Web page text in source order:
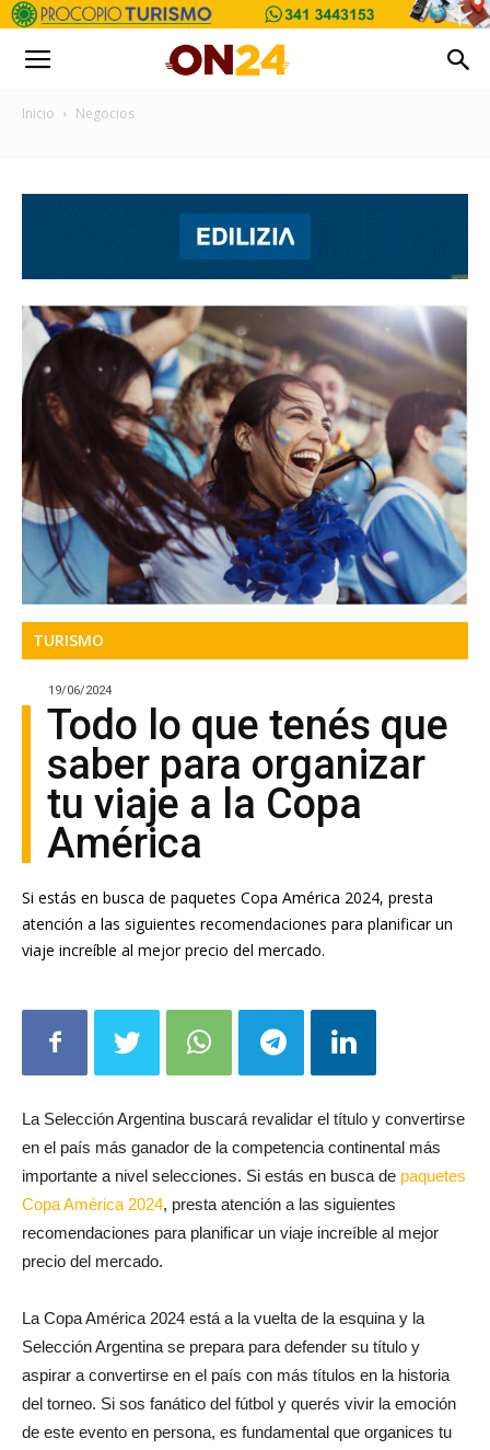
Inicio Negocios
TURISMO
19/06/2024
Todo lo que tenés que
saber para organizar
tu viaje a la Copa
América
Si estás en busca de paquetes Copa América 2024, presta
atención a las siguientes recomendaciones para planificar un
viaje increíble al mejor precio del mercado.
La Selección Argentina buscará revalidar el título y convertirse
en el país más ganador de la competencia continental más
importante a nivel selecciones. Si estás en busca de paquetes
Copa América 2024, presta atención a las siguientes
recomendaciones para planificar un viaje increíble al mejor
precio del mercado.
La Copa América 2024 está a la vuelta de la esquina y la
Selección Argentina se prepara para defender su título y
aspirar a convertirse en el país con más títulos en la historia
del torneo. Si sos fanático del fútbol y querés vivir la emoción
de este evento en persona, es fundamental que organices tu